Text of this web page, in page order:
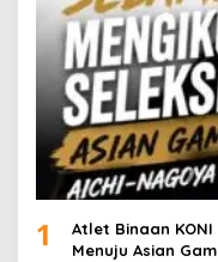
1
Atlet Binaan KONI
Menuju Asian